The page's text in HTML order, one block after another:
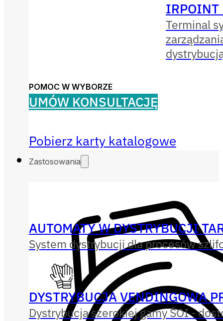
IRPOINT
Terminal
POMOC W WYBORZE
UMÓW KONSULTACJĘ
Pobierz karty katalogowe
Zastosowania
AUTOMATY W DYSTRYBUCJI
System dystrybucji dla procesów
DYSTRYBUCJA VENDINGOWA
Dystrybucja szerokiej gamy ŚOI -